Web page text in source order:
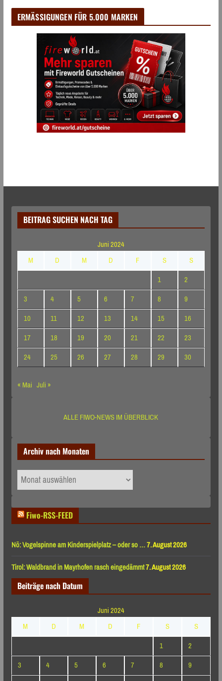
ERMÄSSIGUNGEN FÜR 5.000 MARKEN
BEITRAG SUCHEN NACH TAG
Juni 2024
M
D M D F S
S
1
2
3
4 5 6 7 8
9
10
11 12 13 14 15
16
17
18 19 20 21 22
23
24
25 26 27 28 29
30
« Mai Juli »
ALLE FIWO-NEWS IM ÜBERBLICK
Archiv nach Monaten
Archiv
nach
Fiwo-RSS-FEED
Nö: Vogelspinne am Kinderspielplatz – oder so …7. August 2026
Tirol: Waldbrand in Mayrhofen rasch eingedämmt7. August 2026
Beiträge nach Datum
Juni 2024
M
D M D F S
S
1
2
3
4 5 6 7 8
9